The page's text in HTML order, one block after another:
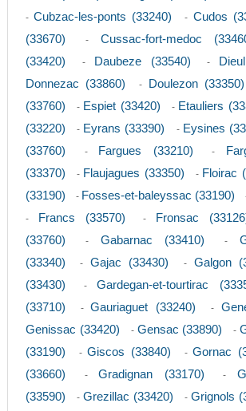
-Cubzac-les-ponts (33240) - Cudos
(33670)
- Cussac-fort-medoc
(33420)
- Daubeze (33540) -
Donnezac (33860) - Doulezon (33350)
(33760)
- Espiet (33420) - Etauliers
(33220)
- Eyrans (33390) - Eysines
(33760)
- Fargues (33210) -
(33370)
- Flaujagues (33350) - Floirac
(33190)
- Fosses-et-baleyssac (33190)
- Francs (33570) - Fronsac
(33760)
- Gabarnac (33410) -
(33340)
- Gajac (33430) - Galgon
(33430)
-Gardegan-et-tourtirac
(33710)
-Gauriaguet (33240) -
Genissac (33420) - Gensac (33890) -
(33190)
-Giscos (33840) -Gornac
(33660)
-Gradignan (33170) -
(33590)
- Grezillac (33420) -Grignols